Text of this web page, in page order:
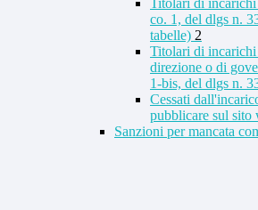
Titolari di
co. 1, del dlgs n.
tabelle) 2
Titolari di
direzione o di
1-bis, del dlgs n.
Cessati
pubblicare sul sito
Sanzioni per mancata